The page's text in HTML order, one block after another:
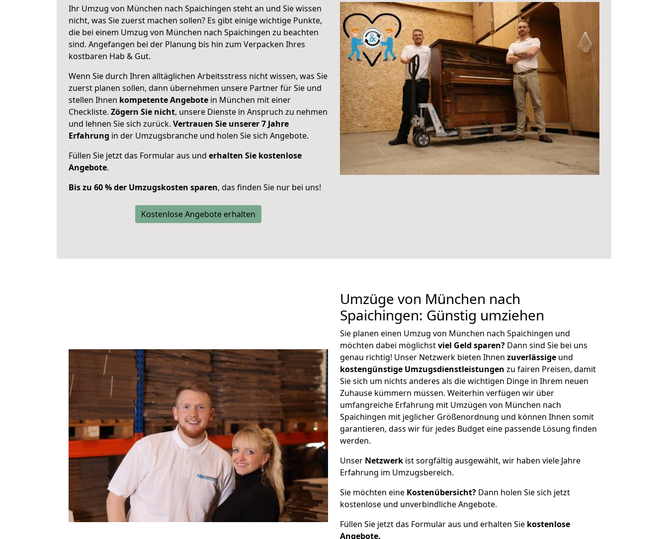
Ihr Umzug von München nach Spaichingen steht an und Sie wissen
nicht, was Sie zuerst machen sollen? Es gibt einige wichtige Punkte,
die bei einem Umzug von München nach Spaichingen zu beachten
sind. Angefangen bei der Planung bis hin zum Verpacken Ihres
kostbaren Hab & Gut.
Wenn Sie durch Ihren alltäglichen Arbeitsstress nicht wissen, was Sie
zuerst planen sollen, dann übernehmen unsere Partner für Sie und
stellen Ihnen kompetente Angebote in München mit einer
Checkliste. Zögern Sie nicht, unsere Dienste in Anspruch zu nehmen
und lehnen Sie sich zurück. Vertrauen Sie unserer 7 Jahre
Erfahrung in der Umzugsbranche und holen Sie sich Angebote.
Füllen Sie jetzt das Formular aus und erhalten Sie kostenlose
Angebote.
Bis zu 60 % der Umzugskosten sparen, das finden Sie nur bei uns!
Kostenlose Angebote erhalten
Umzüge von München nach
Spaichingen: Günstig umziehen
Sie planen einen Umzug von München nach Spaichingen und
möchten dabei möglichstviel Geld sparen? Dann sind Sie bei uns
genau richtig! Unser Netzwerk bieten Ihnen zuverlässige und
kostengünstige Umzugsdienstleistungen zu fairen Preisen, damit
Sie sich um nichts anderes als die wichtigen Dinge in Ihrem neuen
Zuhause kümmern müssen. Weiterhin verfügen wir über
umfangreiche Erfahrung mit Umzügen von München nach
Spaichingen mit jeglicher Größenordnung und können Ihnen somit
garantieren, dass wir für jedes Budget eine passende Lösung finden
werden.
Unser Netzwerk ist sorgfältig ausgewählt, wir haben viele Jahre
Erfahrung im Umzugsbereich.
Sie möchten eine Kostenübersicht? Dann holen Sie sich jetzt
kostenlose und unverbindliche Angebote.
Füllen Sie jetzt das Formular aus und erhalten Sie kostenlose
Angebote.